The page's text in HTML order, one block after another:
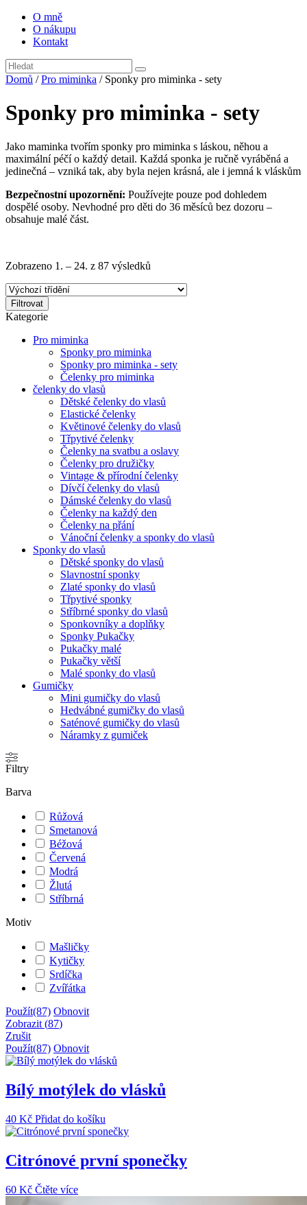
O mně
O nákupu
Kontakt
Domů /Pro miminka / Sponky pro miminka - sety
Sponky pro miminka - sety
Jako maminka tvořím sponky pro miminka s láskou, něhou a
maximální péčí o každý detail. Každá sponka je ručně vyráběná a
jedinečná – vzniká tak, aby byla nejen krásná, ale i jemná k vláskům
Bezpečnostní upozornění: Používejte pouze pod dohledem
dospělé osoby. Nevhodné pro děti do 36 měsíců bez dozoru –
obsahuje malé část.
Zobrazeno 1. – 24. z 87 výsledků
Filtrovat
Kategorie
Pro miminka
Sponky pro miminka
Sponky pro miminka - sety
Čelenky pro miminka
čelenky do vlasů
Dětské čelenky do vlasů
Elastické čelenky
Květinové čelenky do vlasů
Třpytivé čelenky
Čelenky na svatbu a oslavy
Čelenky pro družičky
Vintage & přírodní čelenky
Dívčí čelenky do vlasů
Dámské čelenky do vlasů
Čelenky na každý den
Čelenky na přání
Vánoční čelenky a sponky do vlasů
Sponky do vlasů
Dětské sponky do vlasů
Slavnostní sponky
Zlaté sponky do vlasů
Třpytivé sponky
Stříbrné sponky do vlasů
Sponkovníky a doplňky
Sponky Pukačky
Pukačky malé
Pukačky větší
Malé sponky do vlasů
Gumičky
Mini gumičky do vlasů
Hedvábné gumičky do vlasů
Saténové gumičky do vlasů
Náramky z gumiček
Filtry
Barva
Růžová
Smetanová
Béžová
Červená
Modrá
Žlutá
Stříbrná
Motiv
Mašličky
Kytičky
Srdíčka
Zvířátka
Použít(87) Obnovit
Zobrazit (87)
Zrušit
Použít(87) Obnovit
Bílý motýlek do vlásků
40 Kč Přidat do košíku
Citrónové první sponečky
60 Kč Čtěte více